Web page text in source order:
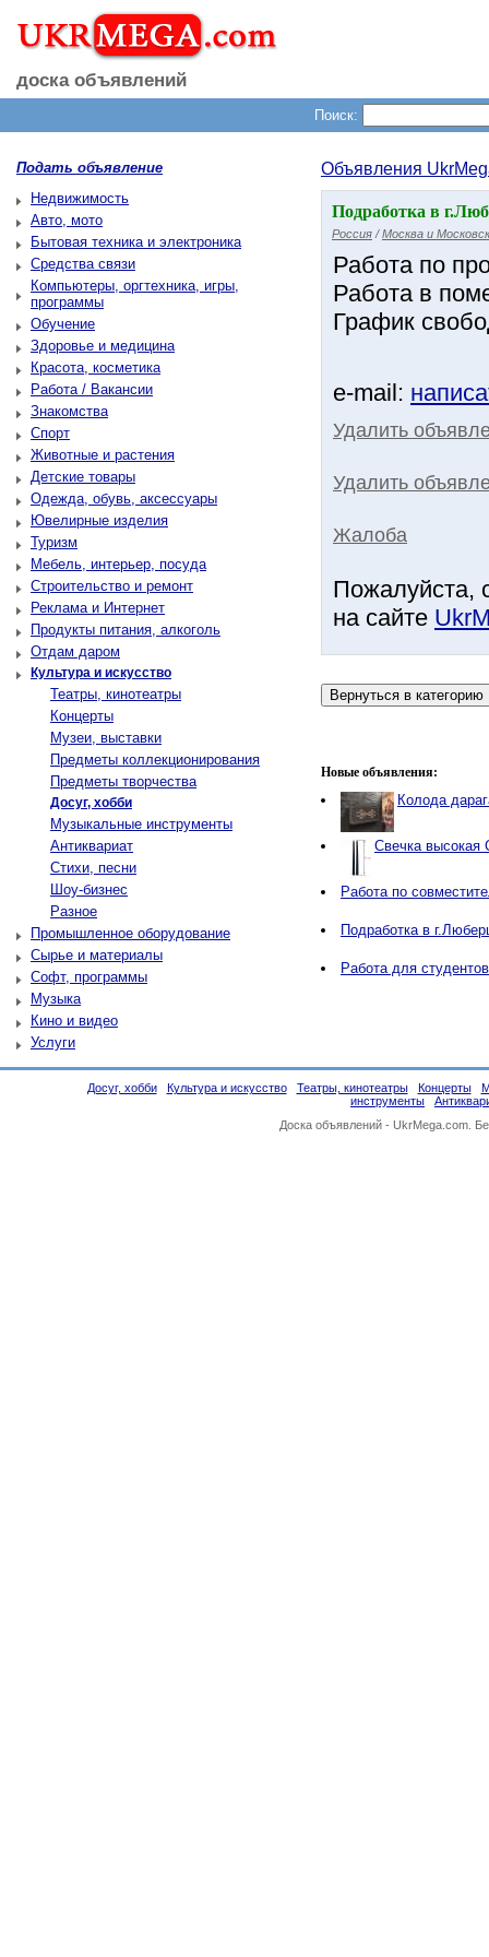
доска объявлений
Поиск:
Подать объявление
Недвижимость
Авто, мото
Бытовая техника и электроника
Средства связи
Компьютеры, оргтехника, игры,
программы
Обучение
Здоровье и медицина
Красота, косметика
Работа / Вакансии
Знакомства
Спорт
Животные и растения
Детские товары
Одежда, обувь, аксессуары
Ювелирные изделия
Туризм
Мебель, интерьер, посуда
Строительство и ремонт
Реклама и Интернет
Продукты питания, алкоголь
Отдам даром
Культура и искусство
Театры, кинотеатры
Концерты
Музеи, выставки
Предметы коллекционирования
Предметы творчества
Досуг, хобби
Музыкальные инструменты
Антиквариат
Стихи, песни
Шоу-бизнес
Разное
Промышленное оборудование
Сырье и материалы
Софт, программы
Музыка
Кино и видео
Услуги
Объявления
Подработка в
Россия /Москва и
Работа по
Работа в
График
e-mail:
Удалить
Удалить
Жалоба
Пожалуйста,
на сайте
Новые объявления:
Колода
Свечка высокая
Работа по
Подработка в
Работа для студентов
Досуг, хобби Культура и искусство Театры, кинотеатры Концерты
инструменты
Доска объявлений - UkrMega.com.